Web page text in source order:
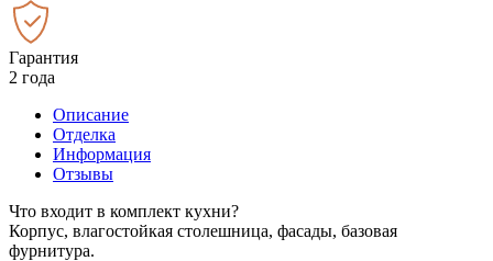
Гарантия
2 года
Описание
Отделка
Информация
Отзывы
Что входит в комплект кухни?
Корпус, влагостойкая столешница, фасады, базовая
фурнитура.